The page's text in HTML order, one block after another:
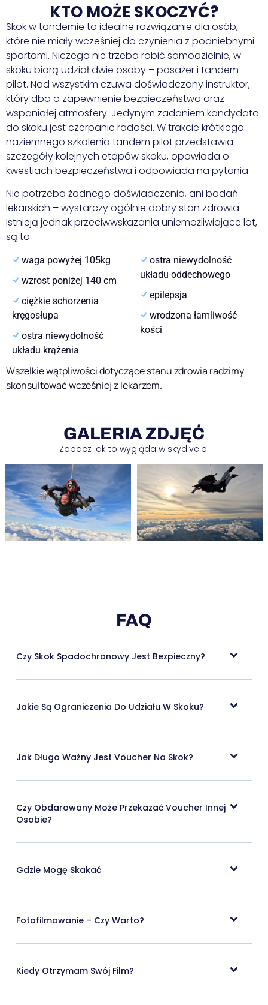
KTO MOŻE SKOCZYĆ?
Skok w tandemie to idealne rozwiązanie dla osób,
które nie miały wcześniej do czynienia z podniebnymi
sportami. Niczego nie trzeba robić samodzielnie, w
skoku biorą udział dwie osoby – pasażer i tandem
pilot. Nad wszystkim czuwa doświadczony instruktor,
który dba o zapewnienie bezpieczeństwa oraz
wspaniałej atmosfery. Jedynym zadaniem kandydata
do skoku jest czerpanie radości. W trakcie krótkiego
naziemnego szkolenia tandem pilot przedstawia
szczegóły kolejnych etapów skoku, opowiada o
kwestiach bezpieczeństwa i odpowiada na pytania.
Nie potrzeba żadnego doświadczenia, ani badań
lekarskich – wystarczy ogólnie dobry stan zdrowia.
Istnieją jednak przeciwwskazania uniemożliwiające lot,
są to:
waga powyżej 105kg
wzrost poniżej 140 cm
ciężkie schorzenia
kręgosłupa
ostra niewydolność
układu krążenia
ostra niewydolność
układu oddechowego
epilepsja
wrodzona łamliwość
kości
Wszelkie wątpliwości dotyczące stanu zdrowia radzimy
skonsultować wcześniej z lekarzem.
GALERIA ZDJĘĆ
Zobacz jak to wygląda w skydive.pl
FAQ
Czy Skok Spadochronowy Jest Bezpieczny?
Jakie Są Ograniczenia Do Udziału W Skoku?
Jak Długo Ważny Jest Voucher Na Skok?
Czy Obdarowany Może Przekazać Voucher Innej
Osobie?
Gdzie Mogę Skakać
Fotofilmowanie – Czy Warto?
Kiedy Otrzymam Swój Film?